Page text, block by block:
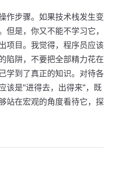
作步骤。如果技术栈发生变
但是，你又不能不学习它，
项目。我觉得，程序员应该
陷阱，不要把全部精力花在
学到了真正的知识。对待各
该是"进得去，出得来"，既
站在宏观的角度看待它，探